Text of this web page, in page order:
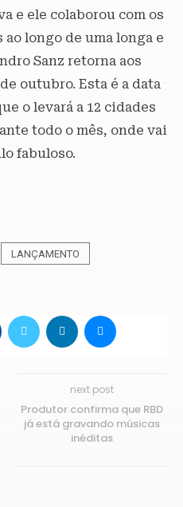
e ele colaborou com os
longo de uma longa e
Sanz retorna aos
outubro. Esta é a data
o levará a 12 cidades
todo o mês, onde vai
fabuloso.
LANÇAMENTO
next post
Produtor confirma que RBD
já está gravando músicas
inéditas